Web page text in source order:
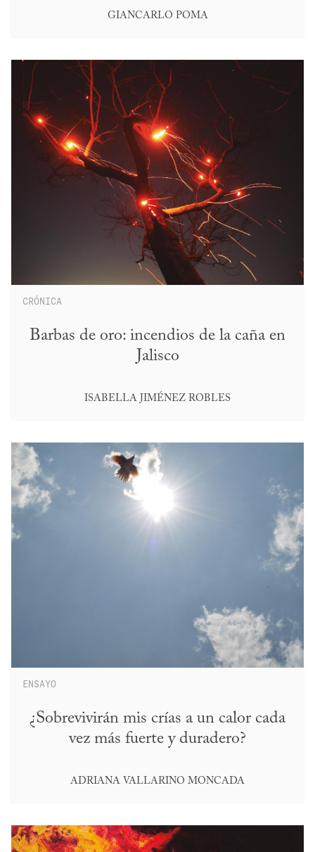
GIANCARLO POMA
CRÓNICA
Barbas de oro: incendios de la caña en
Jalisco
ISABELLA JIMÉNEZ ROBLES
ENSAYO
¿Sobrevivirán mis crías a un calor cada
vez más fuerte y duradero?
ADRIANA VALLARINO MONCADA